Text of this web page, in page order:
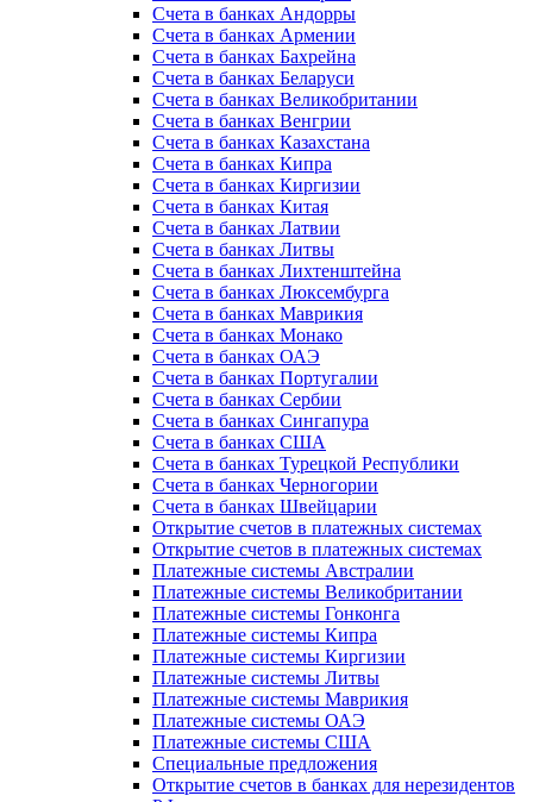
Счета в банках Андорры
Счета в банках Армении
Счета в банках Бахрейна
Счета в банках Беларуси
Счета в банках Великобритании
Счета в банках Венгрии
Счета в банках Казахстана
Счета в банках Кипра
Счета в банках Киргизии
Счета в банках Китая
Счета в банках Латвии
Счета в банках Литвы
Счета в банках Лихтенштейна
Счета в банках Люксембурга
Счета в банках Маврикия
Счета в банках Монако
Счета в банках ОАЭ
Счета в банках Португалии
Счета в банках Сербии
Счета в банках Сингапура
Счета в банках США
Счета в банках Турецкой Республики
Счета в банках Черногории
Счета в банках Швейцарии
Открытие счетов в платежных системах
Открытие счетов в платежных системах
Платежные системы Австралии
Платежные системы Великобритании
Платежные системы Гонконга
Платежные системы Кипра
Платежные системы Киргизии
Платежные системы Литвы
Платежные системы Маврикия
Платежные системы ОАЭ
Платежные системы США
Специальные предложения
Открытие счетов в банках для нерезидентов